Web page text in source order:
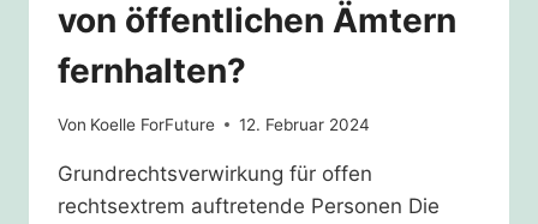
von öffentlichen Ämtern
fernhalten?
Von Koelle ForFuture 12. Februar 2024
Grundrechtsverwirkung für offen
rechtsextrem auftretende Personen Die